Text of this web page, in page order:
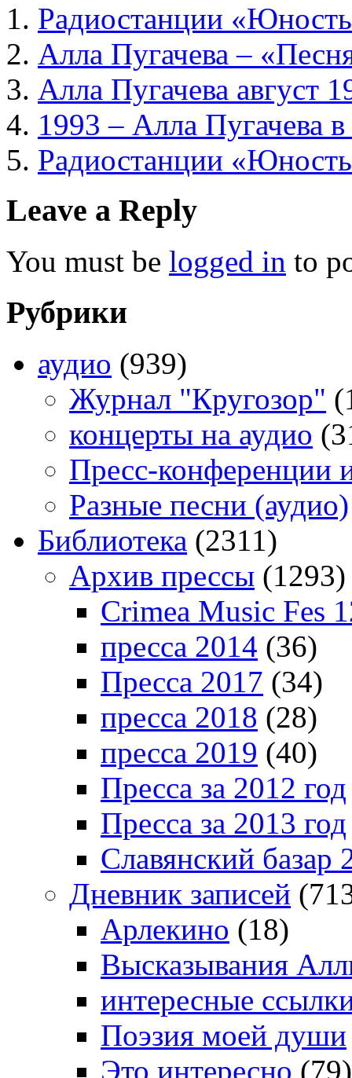
Радиостанции
Алла Пугачева –
Алла Пугачева август
1993 – Алла Пугачева
Радиостанции
Leave a Reply
You must be logged in to
Рубрики
аудио (939)
Журнал "Кругозор"
концерты на аудио
Пресс-конференции
Разные песни (аудио)
Библиотека (2311)
Архив прессы (1293)
Crimea Music Fes
пресса 2014 (36)
Пресса 2017 (34)
пресса 2018 (28)
пресса 2019 (40)
Пресса за 2012 год
Пресса за 2013 год
Славянский базар
Дневник записей
Арлекино (18)
Высказывания
интересные
Поэзия моей души
Это интересно (79)